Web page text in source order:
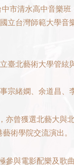
市清水高中音樂班
立台灣師範大學音
臺北藝術大學管絃
宗緒嫻、余道昌、
亦曾獲選北藝大與
術學院交流演出。
與電影配樂及歌曲